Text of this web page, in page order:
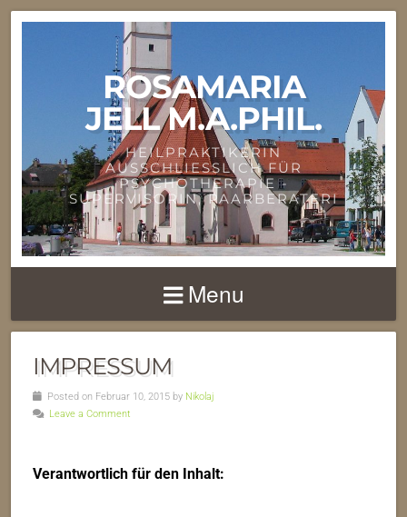
ROSAMARIA
JELL M.A.PHIL.
HEILPRAKTIKERIN
AUSSCHLIESSLICH FÜR
PSYCHOTHERAPIE -
SUPERVISORIN, PAARBERATERI
Menu
IMPRESSUM
Posted on Februar 10, 2015 by Nikolaj
Leave a Comment
Verantwortlich für den Inhalt: